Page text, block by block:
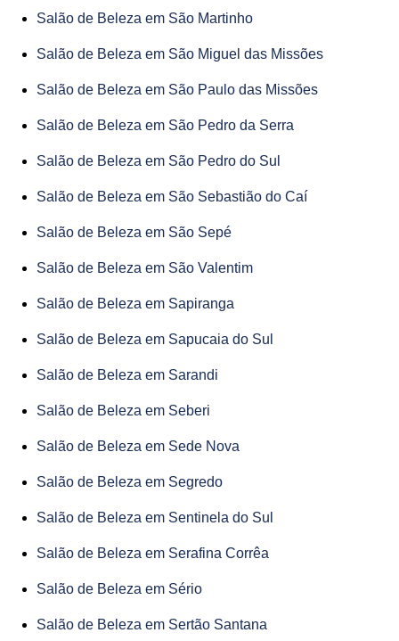
Salão de Beleza em São Martinho
Salão de Beleza em São Miguel das Missões
Salão de Beleza em São Paulo das Missões
Salão de Beleza em São Pedro da Serra
Salão de Beleza em São Pedro do Sul
Salão de Beleza em São Sebastião do Caí
Salão de Beleza em São Sepé
Salão de Beleza em São Valentim
Salão de Beleza em Sapiranga
Salão de Beleza em Sapucaia do Sul
Salão de Beleza em Sarandi
Salão de Beleza em Seberi
Salão de Beleza em Sede Nova
Salão de Beleza em Segredo
Salão de Beleza em Sentinela do Sul
Salão de Beleza em Serafina Corrêa
Salão de Beleza em Sério
Salão de Beleza em Sertão Santana